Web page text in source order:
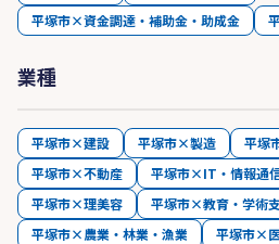
平塚市×資金調達・補助金・助成金
業種
平塚市×建設 平塚市×製造 平塚
平塚市×不動産
平塚市×IT・情報通
平塚市×理美容
平塚市×教育・学術
平塚市×農業・林業・漁業
平塚市×